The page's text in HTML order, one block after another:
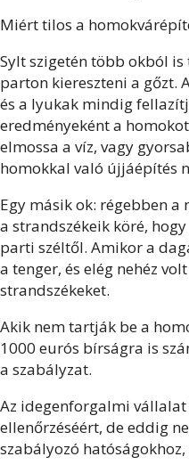
Miért tilos a
Sylt szigetén több okból
parton kiereszteni a gőzt.
és a lyukak mindig
eredményeként a
elmossa a víz, vagy
homokkal való újjáépítés
Egy másik ok: régebben
a strandszékeik köré,
parti széltől. Amikor a
a tenger, és elég nehéz
strandszékeket.
Akik nem tartják be a
1000 eurós bírságra is
a szabályzat.
Az idegenforgalmi
ellenőrzéséért, de eddig
szabályozó